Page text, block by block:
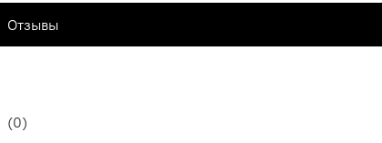
Отзывы
(0)